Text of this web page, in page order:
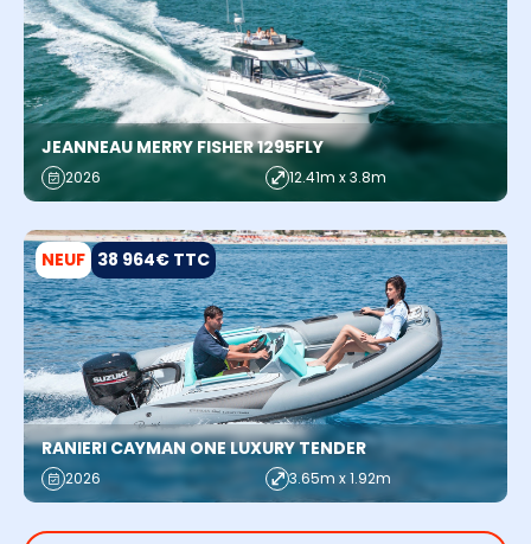
JEANNEAU MERRY FISHER 1295FLY
2026 12.41m x 3.8m
NEUF 38 964€ TTC
RANIERI CAYMAN ONE LUXURY TENDER
2026 3.65m x 1.92m